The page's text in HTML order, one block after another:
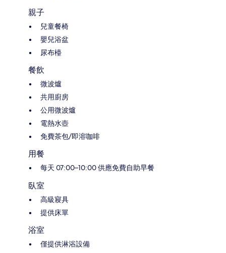
親子
兒童餐椅
嬰兒浴盆
尿布檯
餐飲
微波爐
共用廚房
公用微波爐
電熱水壺
免費茶包/即溶咖啡
用餐
每天 07:00–10:00 供應免費自助早餐
臥室
高級寢具
提供床單
浴室
僅提供淋浴設備